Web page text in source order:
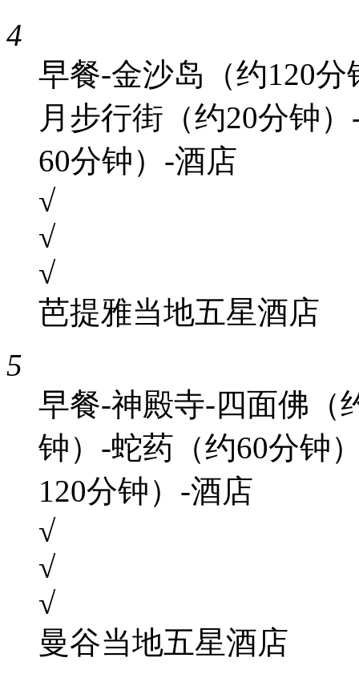
4
早餐-金沙岛（约120
月步行街（约20分钟
60分钟）-酒店
√
√
√
芭提雅当地五星酒店
5
早餐-神殿寺-四面佛（
钟）-蛇药（约60分钟
120分钟）-酒店
√
√
√
曼谷当地五星酒店